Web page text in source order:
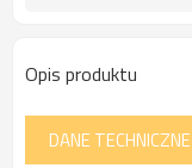
Opis produktu
DANE TECHNICZNE